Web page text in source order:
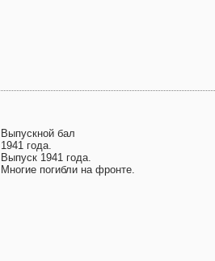
Выпускной бал
1941 года.
Выпуск 1941 года.
Многие погибли на фронте.